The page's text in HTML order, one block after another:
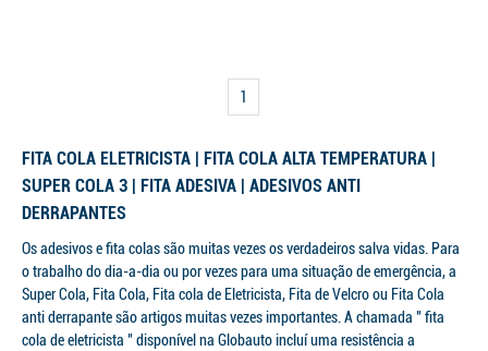
1
FITA COLA ELETRICISTA | FITA COLA ALTA TEMPERATURA |
SUPER COLA 3 | FITA ADESIVA | ADESIVOS ANTI
DERRAPANTES
Os adesivos e fita colas são muitas vezes os verdadeiros salva vidas. Para
o trabalho do dia-a-dia ou por vezes para uma situação de emergência, a
Super Cola, Fita Cola, Fita cola de Eletricista, Fita de Velcro ou Fita Cola
anti derrapante são artigos muitas vezes importantes. A chamada " fita
cola de eletricista " disponível na Globauto incluí uma resistência a